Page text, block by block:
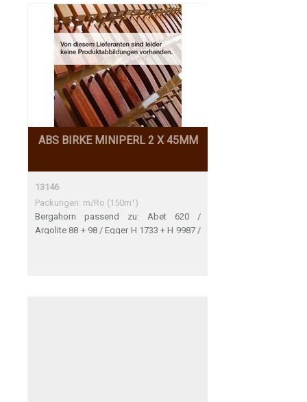
4370 / Thermopal F14/014 + F04/031 +
F04/054 + F04/062
ABS BIRKE MINIPERL 2 X 45MM
13146
Packungen: m/Ro (150m¹)
Bergahorn passend zu: Abet 620 /
Argolite 88 + 98 / Egger H 1733 + H 9987 /